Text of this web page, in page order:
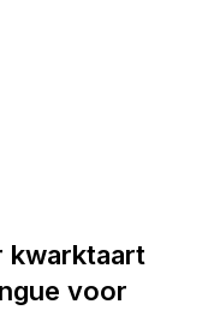
kwarktaart
voor